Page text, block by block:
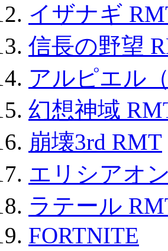
イザナギ
信長の野望
アルピエル
幻想神域
崩壊3rd RMT
エリシアオ
ラテール
FORTNITE